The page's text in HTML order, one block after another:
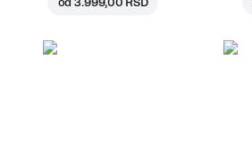
od3.999,00 RSD